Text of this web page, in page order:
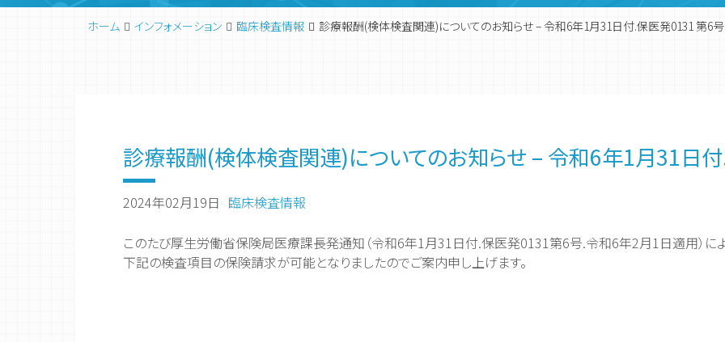
臨床検査 環境計量分析 食品検査
代表挨拶 会社概要 営業拠点
ホーム インフォメーション 臨床検査情報 診療報酬(検体検査関連)についてのお知らせ – 令和6年1月31日付.保医発0131 第6号
診療報酬(検体検査関連)についてのお知らせ – 令和6年1月31日
2024年02月19日 臨床検査情報
このたび厚生労働省保険局医療課長発通知（令和6年1月31日付.保医発0131第6号.令和6年2月1日適用）によ
下記の検査項目の保険請求が可能となりましたのでご案内申し上げます。